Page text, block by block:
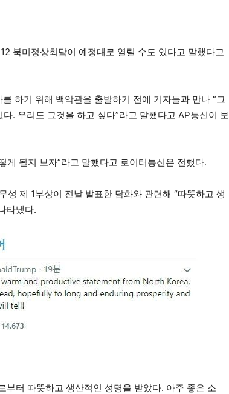
북미정상회담이 예정대로 열릴 수도 있다고 말했다고
하기 위해 백악관을 출발하기 전에 기자들과 만나 “그
. 우리도 그것을 하고 싶다”라고 말했다고 AP통신이 보
게 될지 보자”라고 말했다고 로이터통신은 전했다.
제 1부상이 전날 발표한 담화와 관련해 “따뜻하고 생
타냈다.
부터 따뜻하고 생산적인 성명을 받았다. 아주 좋은 소